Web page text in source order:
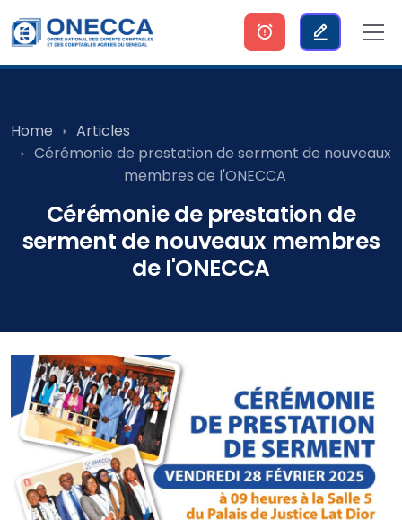
Home
Articles
Cérémonie de prestation de serment de nouveaux
membres de l'ONECCA
Cérémonie de prestation de
serment de nouveaux membres
de l'ONECCA